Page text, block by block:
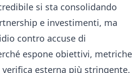
si sta consolidando
e investimenti, ma
contro accuse di
espone obiettivi, metriche
verifica esterna più stringente.